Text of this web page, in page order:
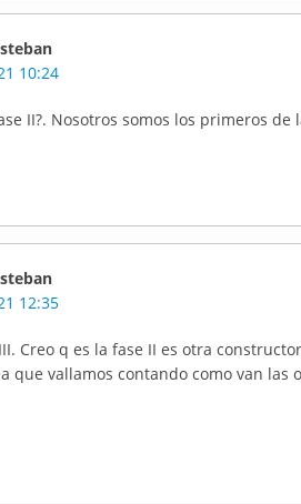
10:24
II?. Nosotros somos los primeros de
12:35
Creo q es la fase II es otra
que vallamos contando como van las